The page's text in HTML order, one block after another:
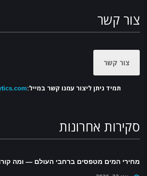
צור קשר
צור קשר
תמיד ניתן ליצור עמנו קשר במייל:
סקירות אחרונות
מחירי המים מטפסים ברחבי העולם — ומה